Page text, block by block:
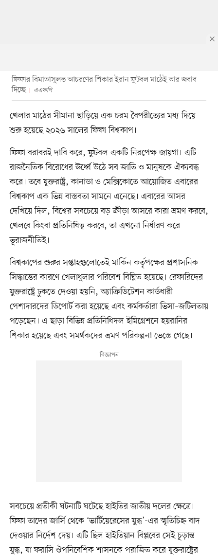
ফিফার বিমাতাসুলভ আচরণের শিকার ইরান ফুটবল মাঠেই তার জবাব
দিচ্ছে
এএফপি
খেলার মাঠের সীমানা ছাড়িয়ে এক চরম বৈপরীত্যের মধ্য দিয়ে
শুরু হয়েছে ২০২৬ সালের ফিফা বিশ্বকাপ।
ফিফা বরাবরই দাবি করে, ফুটবল একটি নিরপেক্ষ জায়গা। এটি
রাজনৈতিক বিরোধের ঊর্ধ্বে উঠে সব জাতি ও মানুষকে ঐক্যবদ্ধ
করে। তবে যুক্তরাষ্ট্র, কানাডা ও মেক্সিকোতে আয়োজিত এবারের
বিশ্বকাপ এক ভিন্ন বাস্তবতা সামনে এনেছে। এবারের আসর
দেখিয়ে দিল, বিশ্বের সবচেয়ে বড় ক্রীড়া আসরে কারা ভ্রমণ করবে,
খেলবে কিংবা প্রতিনিধিত্ব করবে, তা এখনো নির্ধারণ করে
ভূরাজনীতিই।
বিশ্বকাপের শুরুর সপ্তাহগুলোতেই মার্কিন কর্তৃপক্ষের প্রশাসনিক
সিদ্ধান্তের কারণে খেলাধুলার পরিবেশ বিঘ্নিত হয়েছে। রেফারিদের
যুক্তরাষ্ট্রে ঢুকতে দেওয়া হয়নি, অ্যাক্রিডিটেশন কার্ডধারী
পেশাদারদের ডিপোর্ট করা হয়েছে এবং কর্মকর্তারা ভিসা–জটিলতায়
পড়েছেন। এ ছাড়া বিভিন্ন প্রতিনিধিদল ইমিগ্রেশনে হয়রানির
শিকার হয়েছে এবং সমর্থকদের ভ্রমণ পরিকল্পনা ভেস্তে গেছে।
সবচেয়ে প্রতীকী ঘটনাটি ঘটেছে হাইতির জাতীয় দলের ক্ষেত্রে।
ফিফা তাদের জার্সি থেকে ‘ভার্টিয়েরেসের যুদ্ধ’-এর স্মৃতিচিহ্ন বাদ
দেওয়ার নির্দেশ দেয়। এটি ছিল হাইতিয়ান বিপ্লবের সেই চূড়ান্ত
যুদ্ধ, যা ফরাসি ঔপনিবেশিক শাসনকে পরাজিত করে যুক্তরাষ্ট্রের